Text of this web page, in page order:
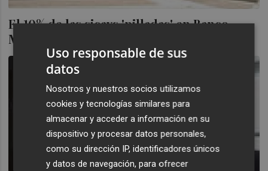
El 10% de las sicavs 'pilladas' en Banco
Madrid ya se han liberado
Uso responsable de sus
datos
Nosotros y nuestros socios utilizamos
cookies y tecnologías similares para
almacenar y acceder a información en su
dispositivo y procesar datos personales,
como su dirección IP, identificadores únicos
y datos de navegación, para ofrecer